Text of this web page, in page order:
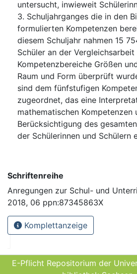
untersucht, inwieweit
3. Schuljahrganges die in den
formulierten Kompetenzen
diesem Schuljahr nahmen 15
Schüler an der
Kompetenzbereiche Größen
Raum und Form überprüft
sind dem fünfstufigen
zugeordnet, das eine
mathematischen Kompetenzen
Berücksichtigung des
der Schülerinnen und Schülern
Schriftenreihe
Anregungen zur Schul- und
2018, 06 ppn:87345863X
Komplettanzeige
E-Pflicht Repositorium der